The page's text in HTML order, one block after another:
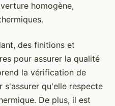
homogène,
des finitions et
pour assurer la qualité
la vérification de
s'assurer qu'elle respecte
De plus, il est